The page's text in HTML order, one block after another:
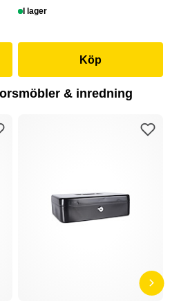
I lager
Köp
& inredning